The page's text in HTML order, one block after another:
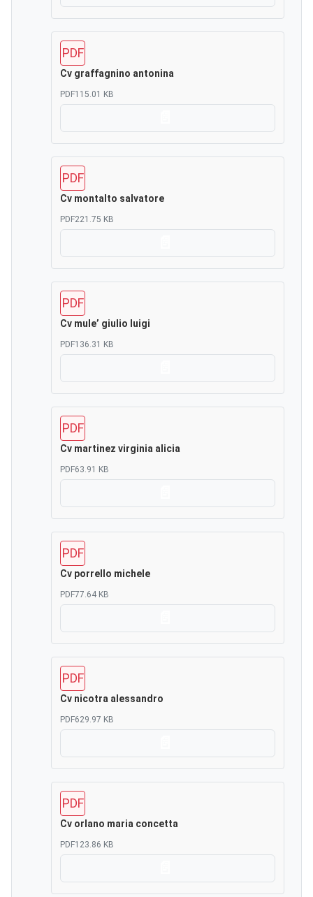
PDF
Cv graffagnino antonina
PDF115.01 KB
PDF
Cv montalto salvatore
PDF221.75 KB
PDF
Cv mule’ giulio luigi
PDF136.31 KB
PDF
Cv martinez virginia alicia
PDF63.91 KB
PDF
Cv porrello michele
PDF77.64 KB
PDF
Cv nicotra alessandro
PDF629.97 KB
PDF
Cv orlano maria concetta
PDF123.86 KB